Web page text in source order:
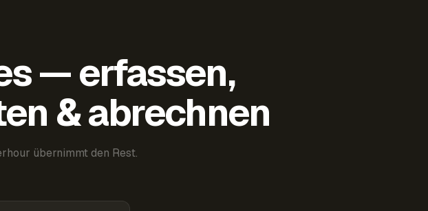
— erfassen,
& abrechnen
übernimmt den Rest.